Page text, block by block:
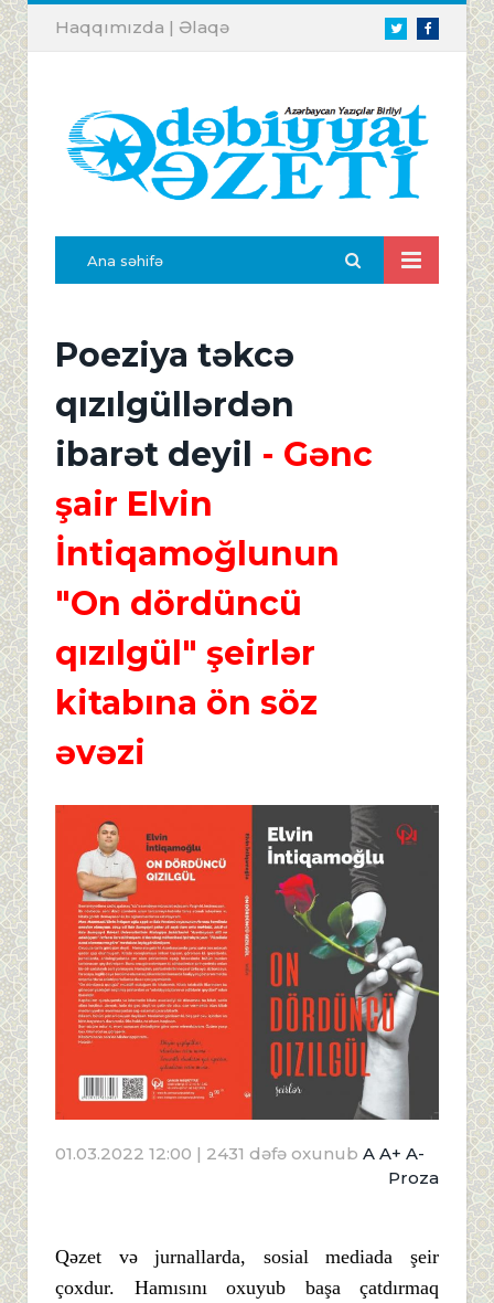
TwitterFacebook
Haqqımızda | Əlaqə
Ana səhifə
Poeziya təkcə
qızılgüllərdən
ibarət deyil - Gənc
şair Elvin
İntiqamoğlunun
"On dördüncü
qızılgül" şeirlər
kitabına ön söz
əvəzi
01.03.2022 12:00 | 2431 dəfə oxunub A A+ A-
Proza
Qəzet və jurnallarda, sosial mediada şeir
çoxdur. Hamısını oxuyub başa çatdırmaq